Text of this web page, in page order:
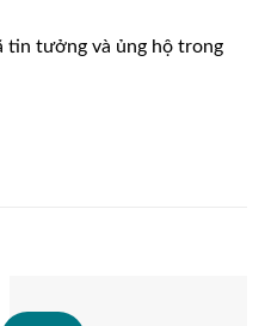
tin tưởng và ủng hộ trong